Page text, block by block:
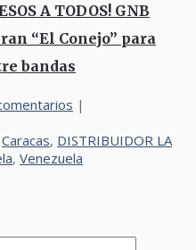
A TODOS! GNB
“El Conejo” para
bandas
|
Caracas, DISTRIBUIDOR LA
, Venezuela